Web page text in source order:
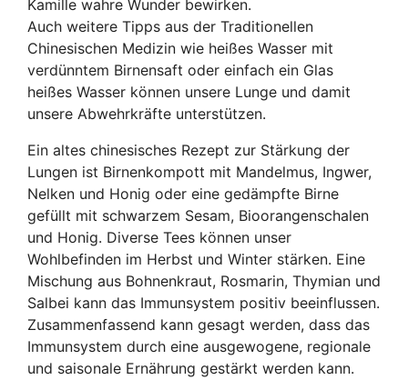
Kamille wahre Wunder bewirken.
Auch weitere Tipps aus der Traditionellen
Chinesischen Medizin wie heißes Wasser mit
verdünntem Birnensaft oder einfach ein Glas
heißes Wasser können unsere Lunge und damit
unsere Abwehrkräfte unterstützen.
Ein altes chinesisches Rezept zur Stärkung der
Lungen ist Birnenkompott mit Mandelmus, Ingwer,
Nelken und Honig oder eine gedämpfte Birne
gefüllt mit schwarzem Sesam, Bioorangenschalen
und Honig. Diverse Tees können unser
Wohlbefinden im Herbst und Winter stärken. Eine
Mischung aus Bohnenkraut, Rosmarin, Thymian und
Salbei kann das Immunsystem positiv beeinflussen.
Zusammenfassend kann gesagt werden, dass das
Immunsystem durch eine ausgewogene, regionale
und saisonale Ernährung gestärkt werden kann.